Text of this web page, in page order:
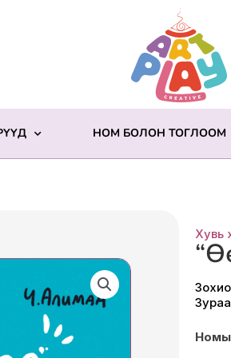
НОМ БОЛОН ТОГЛООМ
Хувь